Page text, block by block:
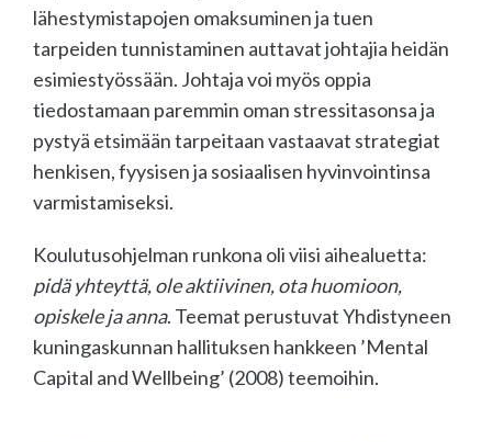
lähestymistapojen omaksuminen ja tuen
tarpeiden tunnistaminen auttavat johtajia heidän
esimiestyössään. Johtaja voi myös oppia
tiedostamaan paremmin oman stressitasonsa ja
pystyä etsimään tarpeitaan vastaavat strategiat
henkisen, fyysisen ja sosiaalisen hyvinvointinsa
varmistamiseksi.
Koulutusohjelman runkona oli viisi aihealuetta:
pidä yhteyttä, ole aktiivinen, ota huomioon,
opiskele ja anna. Teemat perustuvat Yhdistyneen
kuningaskunnan hallituksen hankkeen ’Mental
Capital and Wellbeing’ (2008) teemoihin.